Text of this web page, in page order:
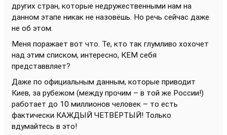
других стран, которые недружественными нам на
данном этапе никак не назовёшь. Но речь сейчас даже
не об этом.
Меня поражает вот что. Те, кто так глумливо хохочет
над этим списком, интересно, КЕМ себя
представвляет?
Даже по официальным данным, которые приводит
Киев, за рубежом (между прочим – в той же России!)
работает до 10 миллионов человек – то есть
фактически КАЖДЫЙ ЧЕТВЁРТЫЙ! Только
вдумайтесь в это!